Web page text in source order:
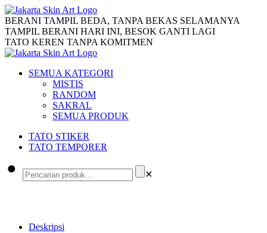
BERANI TAMPIL BEDA, TANPA BEKAS SELAMANYA
TAMPIL BERANI HARI INI, BESOK GANTI LAGI
TATO KEREN TANPA KOMITMEN
SEMUA KATEGORI
MISTIS
RANDOM
SAKRAL
SEMUA PRODUK
TATO STIKER
TATO TEMPORER
✕
Deskripsi